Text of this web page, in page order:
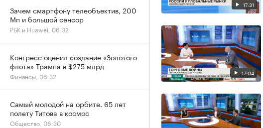
17:31
17:04
Зачем смартфону телеобъектив, 200
Мп и большой сенсор
РБК и Huawei, 06:32
Конгресс оценил создание «Золотого
флота» Трампа в $275 млрд
Финансы, 06:32
Самый молодой на орбите. 65 лет
полету Титова в космос
Общество, 06:30